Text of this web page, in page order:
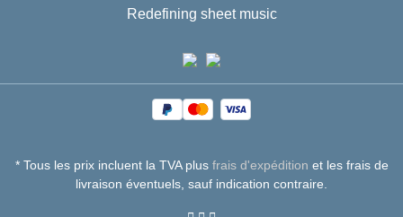
Redefining sheet music
* Tous les prix incluent la TVA plus frais d'expédition et les frais de
livraison éventuels, sauf indication contraire.